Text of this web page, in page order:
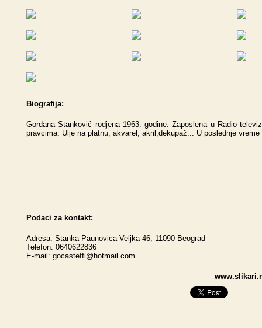
Biografija:
Gordana Stanković rodjena 1963. godine. Zaposlena u Radio
pravcima. Ulje na platnu, akvarel, akril,dekupaž... U poslednje
Podaci za kontakt:
Adresa: Stanka Paunovica Veljka 46, 11090 Beograd
Telefon: 0640622836
E-mail: gocasteffi@hotmail.com